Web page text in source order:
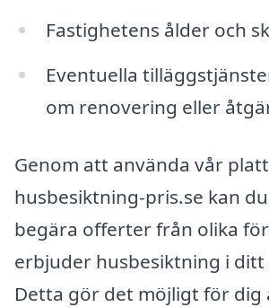
Fastighetens ålder och
Eventuella
om renovering eller
Genom att använda vår
husbesiktning-pris.se kan
begära offerter från olika
erbjuder husbesiktning i ditt
Detta gör det möjligt för dig